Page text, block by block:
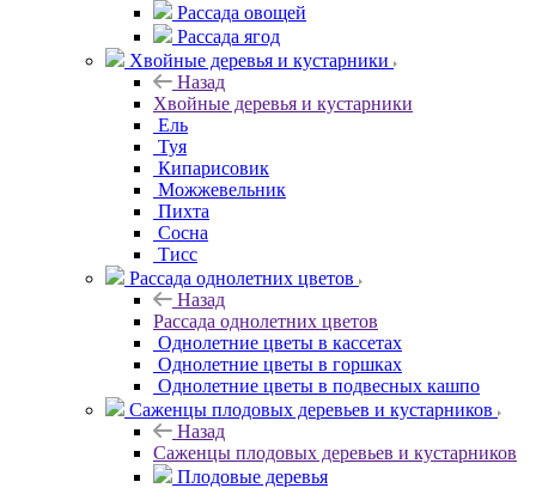
Рассада овощей
Рассада ягод
Хвойные деревья и кустарники
Назад
Хвойные деревья и кустарники
Ель
Туя
Кипарисовик
Можжевельник
Пихта
Сосна
Тисc
Рассада однолетних цветов
Назад
Рассада однолетних цветов
Однолетние цветы в кассетах
Однолетние цветы в горшках
Однолетние цветы в подвесных кашпо
Саженцы плодовых деревьев и кустарников
Назад
Саженцы плодовых деревьев и кустарников
Плодовые деревья